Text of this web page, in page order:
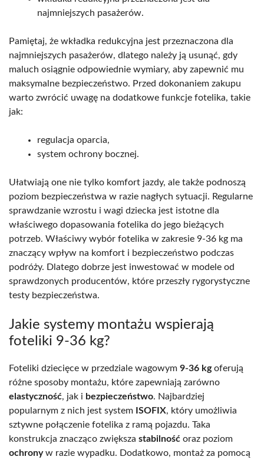
najmniejszych pasażerów.
Pamiętaj, że wkładka redukcyjna jest przeznaczona dla
najmniejszych pasażerów, dlatego należy ją usunąć, gdy
maluch osiągnie odpowiednie wymiary, aby zapewnić mu
maksymalne bezpieczeństwo. Przed dokonaniem zakupu
warto zwrócić uwagę na dodatkowe funkcje fotelika, takie
jak:
regulacja oparcia,
system ochrony bocznej.
Ułatwiają one nie tylko komfort jazdy, ale także podnoszą
poziom bezpieczeństwa w razie nagłych sytuacji. Regularne
sprawdzanie wzrostu i wagi dziecka jest istotne dla
właściwego dopasowania fotelika do jego bieżących
potrzeb. Właściwy wybór fotelika w zakresie 9-36 kg ma
znaczący wpływ na komfort i bezpieczeństwo podczas
podróży. Dlatego dobrze jest inwestować w modele od
sprawdzonych producentów, które przeszły rygorystyczne
testy bezpieczeństwa.
Jakie systemy montażu wspierają
foteliki 9-36 kg?
Foteliki dziecięce w przedziale wagowym 9-36 kgoferują
różne sposoby montażu, które zapewniają zarówno
elastyczność, jak i bezpieczeństwo. Najbardziej
popularnym z nich jest system ISOFIX, który umożliwia
sztywne połączenie fotelika z ramą pojazdu. Taka
konstrukcja znacząco zwiększa stabilność oraz poziom
ochronyw razie wypadku. Dodatkowo, montaż za pomocą